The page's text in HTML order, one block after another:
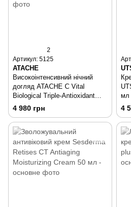
2
Артикул: 5125
ATACHE
Високоінтенсивний нічний
догляд ATACHE C Vital
Biological Triple-Antioxidant
Night Protector 30 мл + 15 мл
4 980 грн
мл
4